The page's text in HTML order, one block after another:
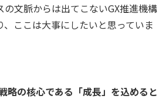
文脈からは出てこないGX推進機構
ここは大事にしたいと思っていま
戦略の核心である「成長」を込めると